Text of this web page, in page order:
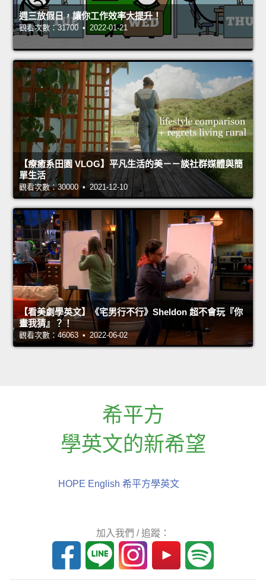
週三放假日，讓你工作效率大提升！
觀看次數：31700 • 2022-01-21
【療癒系田園 VLOG】平凡生活的美－－談社群媒體與簡
單生活
觀看次數：30000 • 2021-12-10
【看美劇學英文】《宅男行不行》Sheldon 超不會玩『你
畫我猜』？！
觀看次數：46063 • 2022-06-02
希平方
學英文的新希望
HOPE English 希平方學英文
加入我們 / 追蹤：